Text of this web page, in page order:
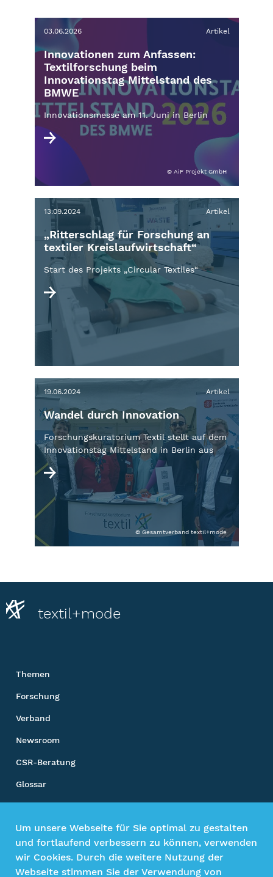
© AiF Projekt GmbH
03.06.2026 Artikel
Innovationen zum Anfassen:
Textilforschung beim
Innovationstag Mittelstand des
BMWE
Innovationsmesse am 11. Juni in Berlin
13.09.2024 Artikel
„Ritterschlag für Forschung an
textiler Kreislaufwirtschaft“
Start des Projekts „Circular Textiles“
© Gesamtverband textil+mode
19.06.2024 Artikel
Wandel durch Innovation
Forschungskuratorium Textil stellt auf dem
Innovationstag Mittelstand in Berlin aus
textil+mode
Themen
Forschung
Verband
Newsroom
CSR-Beratung
Glossar
Impressum
Um unsere Webseite für Sie optimal zu gestalten
und fortlaufend verbessern zu können, verwenden
wir Cookies. Durch die weitere Nutzung der
Webseite stimmen Sie der Verwendung von